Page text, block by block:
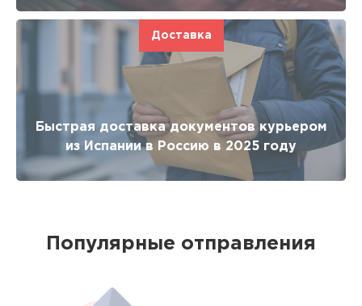
Доставка
Быстрая доставка документов курьером
из Испании в Россию в 2025 году
Популярные отправления